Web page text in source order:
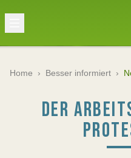
Home › Besser informiert ›
DER